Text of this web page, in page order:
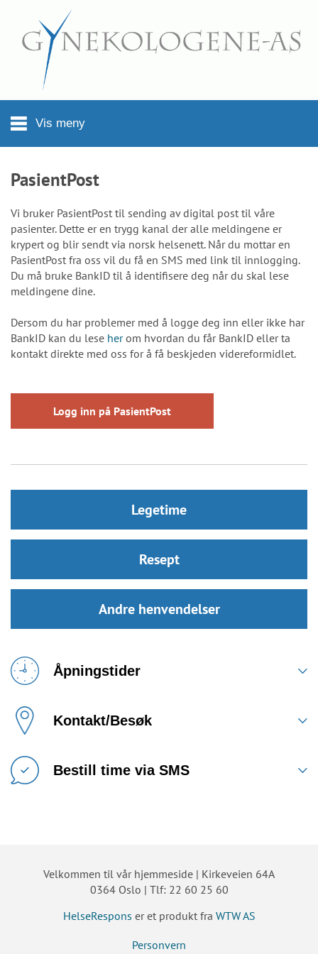
Hopp til hovedinnhold
Vis meny
Legetime
Resept
Andre henvendelser
Åpningstider
Kontakt/Besøk
Bestill time via SMS
PasientPost
Vi bruker PasientPost til sending av digital post til våre
pasienter. Dette er en trygg kanal der alle meldingene er
krypert og blir sendt via norsk helsenett. Når du mottar en
PasientPost fra oss vil du få en SMS med link til innlogging.
Du må bruke BankID til å identifisere deg når du skal lese
meldingene dine.
Dersom du har problemer med å logge deg inn eller ikke har
BankID kan du lese herom hvordan du får BankID eller ta
kontakt direkte med oss for å få beskjeden videreformidlet.
Logg inn på PasientPost
Velkommen til vår hjemmeside | Kirkeveien 64A
0364 Oslo | Tlf: 22 60 25 60
HelseRespons er et produkt fra WTW AS
Personvern